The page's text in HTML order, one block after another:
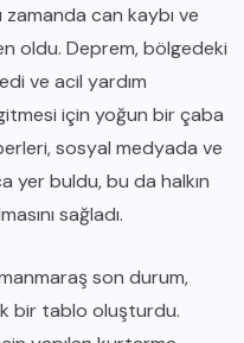
can kaybı ve
oldu. Deprem, bölgedeki
ve acil yardım
için yoğun bir çaba
sosyal medyada ve
yer buldu, bu da halkın
sağladı.
son durum,
bir tablo oluşturdu.